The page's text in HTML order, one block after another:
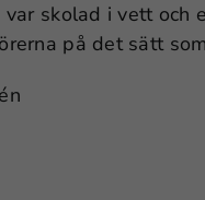
skolad i vett och
på det sätt